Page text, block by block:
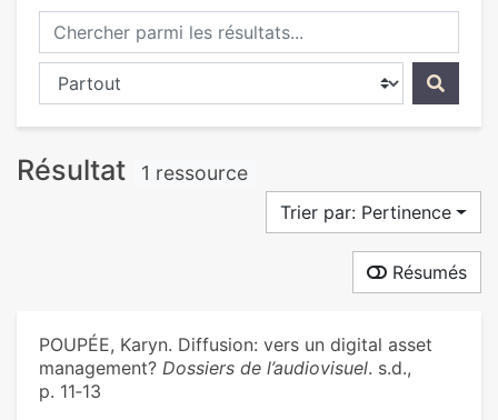
Chercher parmi les résultats...
Chercher dans...
Résultat 1 ressource
Trier par: Pertinence
Résumés
POUPÉE, Karyn. Diffusion: vers un digital asset
management? Dossiers de l’audiovisuel. s.d.,
p. 11‑13